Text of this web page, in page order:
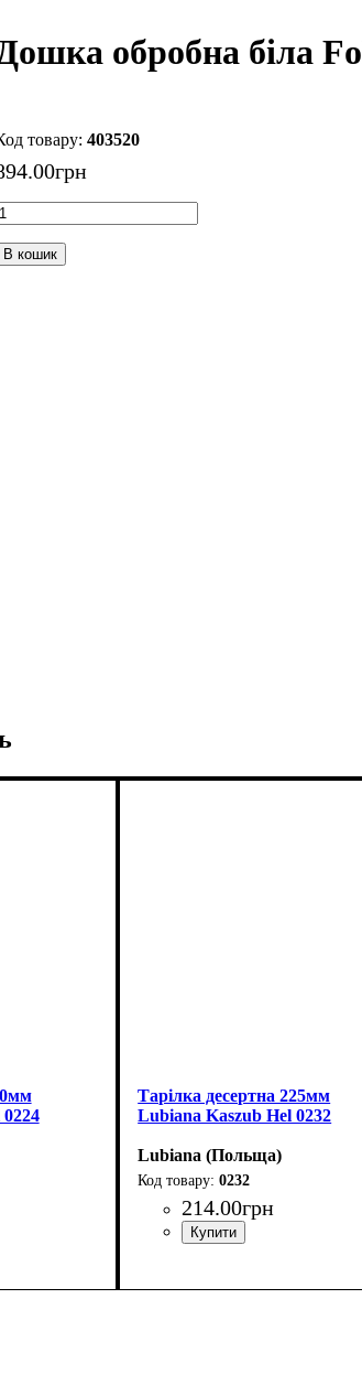
обробна біла
403520
.00грн
В кошик
Тарілка десертна 225мм
Lubiana Kaszub Hel 0232
Lubiana (Польща)
0232
214.00грн